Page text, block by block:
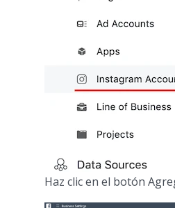
Haz clic en el botón